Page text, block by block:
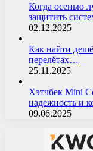
Когда осенью
защитить
02.12.2025
Как найти
перелётах…
25.11.2025
Хэтчбек Mini
надежность и
09.06.2025